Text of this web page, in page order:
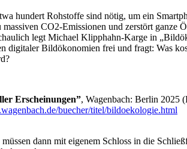
hundert Rohstoffe sind nötig, um ein
CO2-Emissionen und zerstört ganze
legt Michael Klipphahn-Karge in
digitaler Bildökonomien frei und fragt: Was
Erscheinungen”, Wagenbach: Berlin 2025
buecher/titel/bildoekologie.html
dann mit eigenem Schloss in die